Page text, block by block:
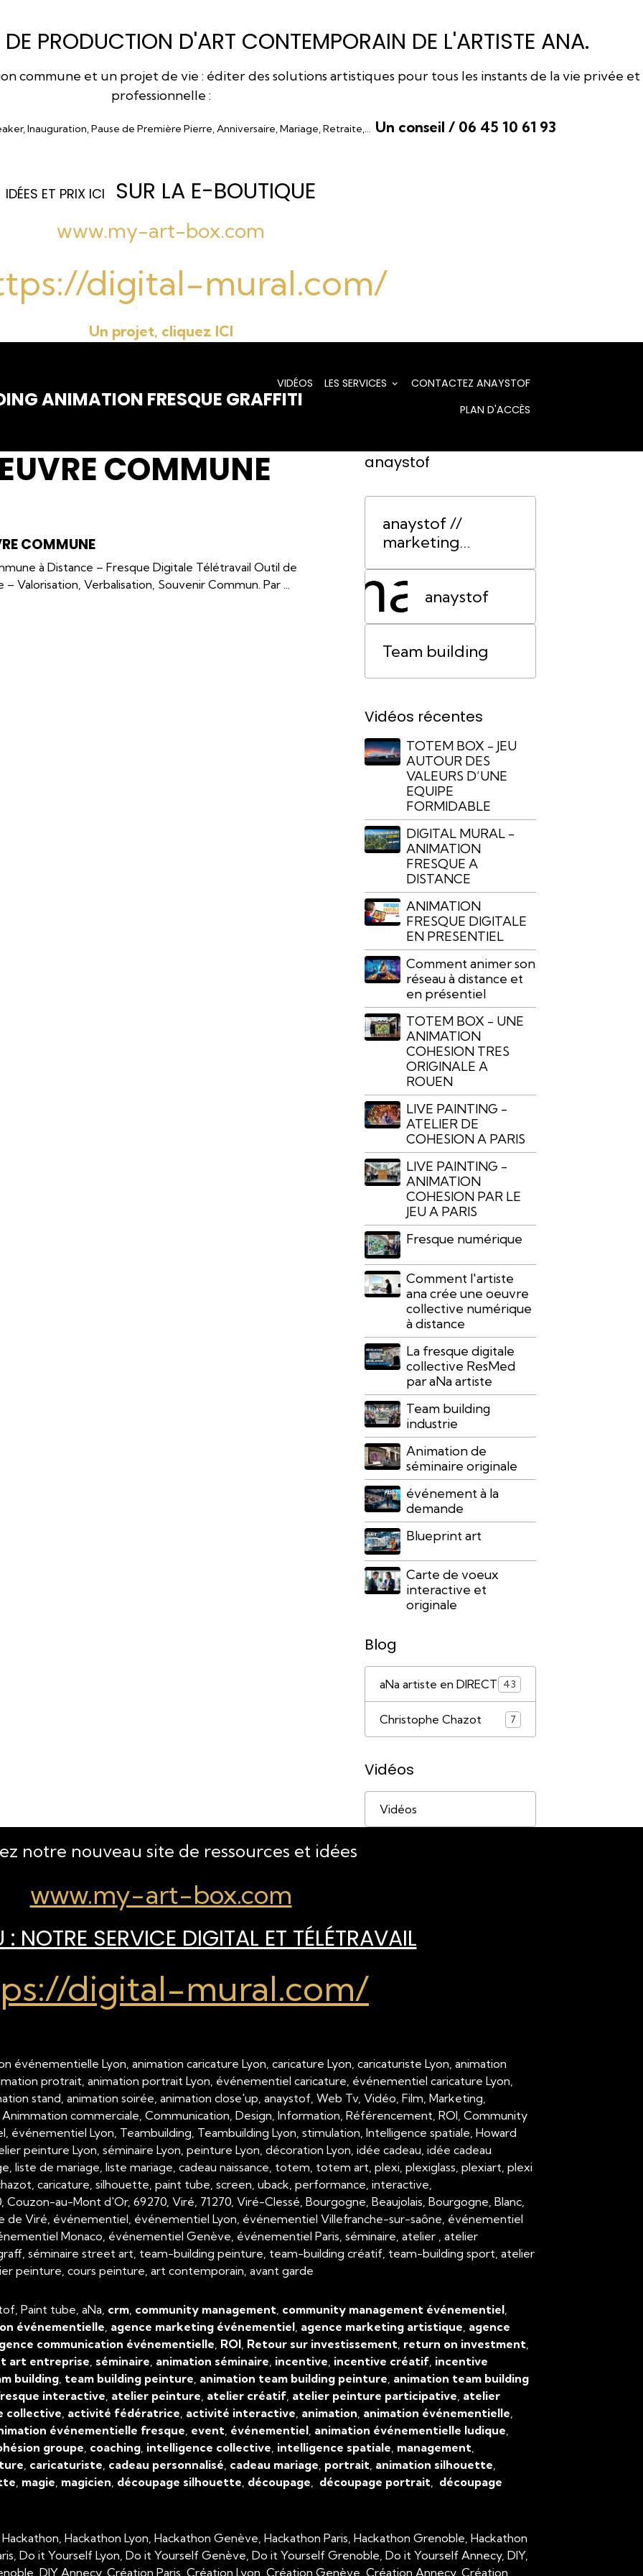
PRODUCTION D'ART CONTEMPORAIN DE L'ARTISTE ANA.
commune et un projet de vie : éditer des solutions artistiques pour tous les instants de la vie privée et
professionnelle :
Inauguration, Pause de Première Pierre, Anniversaire, Mariage, Retraite,… Un conseil / 06 45 10 61 93
IDÉES ET PRIX ICI SUR LA E-BOUTIQUE
www.my-art-box.com
digital-mural.com/
Un projet, cliquez ICI
ANIMATION FRESQUE GRAFFITI
VIDÉOS LES SERVICES
CONTACTEZ ANAYSTOF
PLAN D'ACCÈS
COMMUNE
COMMUNE
à Distance – Fresque Digitale Télétravail Outil de
Valorisation, Verbalisation, Souvenir Commun. Par ...
anaystof
anaystof //
marketing
Lyon
anaystof
Team building
Vidéos récentes
TOTEM BOX - JEU
AUTOUR DES
VALEURS D’UNE
EQUIPE
FORMIDABLE
DIGITAL MURAL -
ANIMATION
FRESQUE A
DISTANCE
ANIMATION
FRESQUE DIGITALE
EN PRESENTIEL
Comment animer son
réseau à distance et
en présentiel
TOTEM BOX - UNE
ANIMATION
COHESION TRES
ORIGINALE A
ROUEN
LIVE PAINTING -
ATELIER DE
COHESION A PARIS
LIVE PAINTING -
ANIMATION
COHESION PAR LE
JEU A PARIS
Fresque numérique
Comment l'artiste
ana crée une oeuvre
collective numérique
à distance
La fresque digitale
collective ResMed
par aNa artiste
Team building
industrie
Animation de
séminaire originale
événement à la
demande
Blueprint art
Carte de voeux
interactive et
originale
Blog
aNa artiste en DIRECT 43
Christophe Chazot 7
Vidéos
Vidéos
notre nouveau site de ressources et idées
www.my-art-box.com
NOTRE SERVICE DIGITAL ET TÉLÉTRAVAIL
digital-mural.com/
événementielle Lyon, animation caricature Lyon, caricature Lyon, caricaturiste Lyon, animation
protrait, animation portrait Lyon, événementiel caricature, événementiel caricature Lyon,
stand, animation soirée, animation close'up, anaystof, Web Tv, Vidéo, Film, Marketing,
commerciale, Communication, Design, Information, Référencement, ROI, Community
événementiel Lyon, Teambuilding, Teambuilding Lyon, stimulation, Intelligence spatiale, Howard
peinture Lyon, séminaire Lyon, peinture Lyon, décoration Lyon, idée cadeau, idée cadeau
liste de mariage, liste mariage, cadeau naissance, totem, totem art, plexi, plexiglass, plexiart, plexi
caricature, silhouette, paint tube, screen, uback, performance, interactive,
au-Mont d'Or, 69270, Viré, 71270, Viré-Clessé, Bourgogne, Beaujolais, Bourgogne, Blanc,
de Viré, événementiel, événementiel Lyon, événementiel Villefranche-sur-saône, événementiel
Monaco, événementiel Genève, événementiel Paris, séminaire, atelier , atelier
séminaire street art, team-building peinture, team-building créatif, team-building sport, atelier
peinture, cours peinture, art contemporain, avant garde
Paint tube, aNa, crm, community management, community management événementiel,
événementielle, agence marketing événementiel, agence marketing artistique, agence
communication événementielle, ROI, Retour sur investissement, return on investment,
art entreprise, séminaire, animation séminaire, incentive, incentive créatif, incentive
building, team building peinture, animation team building peinture, animation team building
interactive, atelier peinture, atelier créatif, atelier peinture participative, atelier
collective, activité fédératrice, activité interactive, animation, animation événementielle,
événementielle fresque, event, événementiel, animation événementielle ludique,
groupe, coaching, intelligence collective, intelligence spatiale, management,
, caricaturiste, cadeau personnalisé, cadeau mariage, portrait, animation silhouette,
, magie, magicien, découpage silhouette, découpage, découpage portrait, découpage
Hackathon Lyon, Hackathon Genève, Hackathon Paris, Hackathon Grenoble, Hackathon
Do it Yourself Lyon, Do it Yourself Genève, Do it Yourself Grenoble, Do it Yourself Annecy, DIY,
DIY Annecy, Création Paris, Création Lyon, Création Genève, Création Annecy, Création